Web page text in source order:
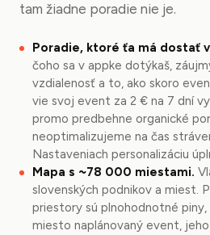
tam žiadne poradie nie je.
Poradie, ktoré ťa má dostať
čoho sa v appke dotýkaš,
vzdialenosť a to, ako skoro
vie svoj event za 2 € na 7 dní
promo predbehne organické
neoptimalizujeme na čas
Nastaveniach personalizáciu
Mapa s ~78 000 miestami.
slovenských podnikov a miest.
priestory sú plnohodnotné piny,
miesto naplánovaný event,